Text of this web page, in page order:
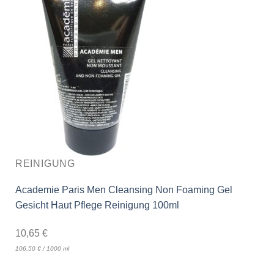
REINIGUNG
Academie Paris Men Cleansing Non Foaming Gel
Gesicht Haut Pflege Reinigung 100ml
10,65 €
106,50 €/ 1000 ml